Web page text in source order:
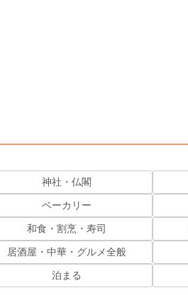
神社・仏閣
ベーカリー
和食・割烹・寿司
居酒屋・中華・グルメ全般
泊まる